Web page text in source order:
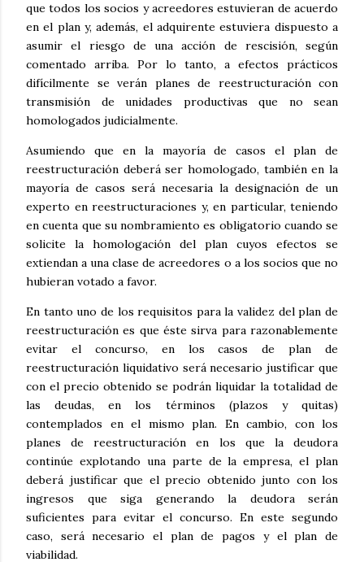
que todos los socios y acreedores estuvieran de acuerdo
en el plan y, además, el adquirente estuviera dispuesto a
asumir el riesgo de una acción de rescisión, según
comentado arriba. Por lo tanto, a efectos prácticos
difícilmente se verán planes de reestructuración con
transmisión de unidades productivas que no sean
homologados judicialmente.
Asumiendo que en la mayoría de casos el plan de
reestructuración deberá ser homologado, también en la
mayoría de casos será necesaria la designación de un
experto en reestructuraciones y, en particular, teniendo
en cuenta que su nombramiento es obligatorio cuando se
solicite la homologación del plan cuyos efectos se
extiendan a una clase de acreedores o a los socios que no
hubieran votado a favor.
En tanto uno de los requisitos para la validez del plan de
reestructuración es que éste sirva para razonablemente
evitar el concurso, en los casos de plan de
reestructuración liquidativo será necesario justificar que
con el precio obtenido se podrán liquidar la totalidad de
las deudas, en los términos (plazos y quitas)
contemplados en el mismo plan. En cambio, con los
planes de reestructuración en los que la deudora
continúe explotando una parte de la empresa, el plan
deberá justificar que el precio obtenido junto con los
ingresos que siga generando la deudora serán
suficientes para evitar el concurso. En este segundo
caso, será necesario el plan de pagos y el plan de
viabilidad.